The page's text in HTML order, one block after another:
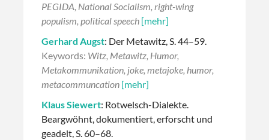
PEGIDA, National Socialism, right-wing
populism, political speech [mehr]
Gerhard Augst: Der Metawitz, S. 44–59.
Keywords: Witz, Metawitz, Humor,
Metakommunikation, joke, metajoke, humor,
metacommuncation [mehr]
Klaus Siewert: Rotwelsch-Dialekte.
Beargwöhnt, dokumentiert, erforscht und
geadelt, S. 60–68.